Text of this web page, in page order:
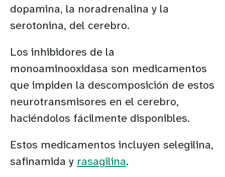
dopamina, la noradrenalina y la
serotonina, del cerebro.
Los inhibidores de la
monoaminooxidasa son medicamentos
que impiden la descomposición de estos
neurotransmisores en el cerebro,
haciéndolos fácilmente disponibles.
Estos medicamentos incluyen selegilina,
safinamida y rasagilina.